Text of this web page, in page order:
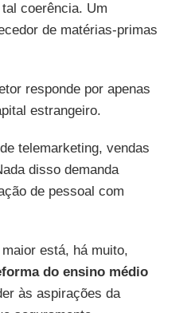
coerência. Um
de matérias-primas
responde por apenas
estrangeiro.
telemarketing, vendas
disso demanda
de pessoal com
está, há muito,
do ensino médio
às aspirações da